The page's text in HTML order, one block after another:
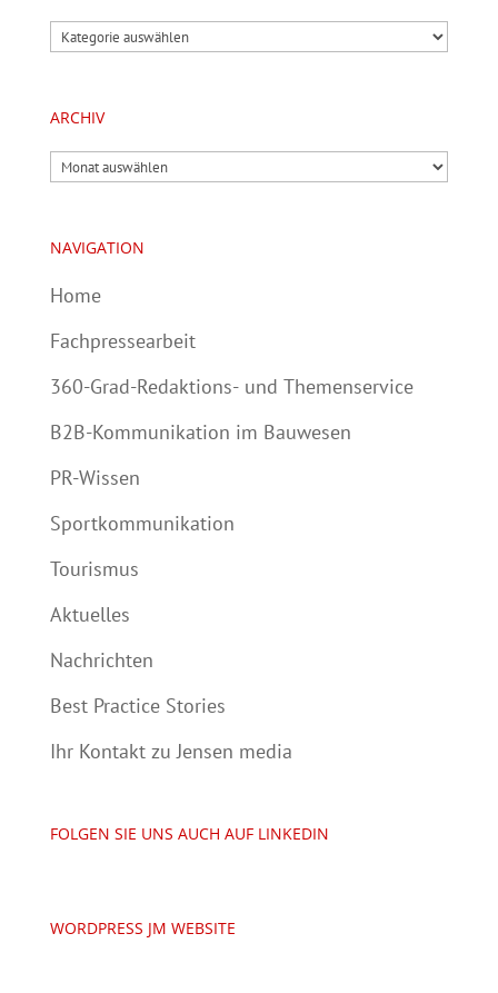
Kategorien
ARCHIV
Archiv
NAVIGATION
Home
Fachpressearbeit
360-Grad-Redaktions- und Themenservice
B2B-Kommunikation im Bauwesen
PR-Wissen
Sportkommunikation
Tourismus
Aktuelles
Nachrichten
Best Practice Stories
Ihr Kontakt zu Jensen media
FOLGEN SIE UNS AUCH AUF LINKEDIN
WORDPRESS JM WEBSITE